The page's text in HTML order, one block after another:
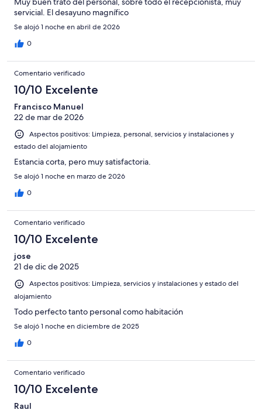
servicial. El desayuno magnífico
Se alojó 1 noche en abril de 2026
0
Comentario verificado
10/10 Excelente
Francisco Manuel
22 de mar de 2026
Aspectos positivos: Limpieza, personal, servicios y instalaciones y
estado del alojamiento
Estancia corta, pero muy satisfactoria.
Se alojó 1 noche en marzo de 2026
0
Comentario verificado
10/10 Excelente
jose
21 de dic de 2025
Aspectos positivos: Limpieza, servicios y instalaciones y estado del
alojamiento
Todo perfecto tanto personal como habitación
Se alojó 1 noche en diciembre de 2025
0
Comentario verificado
10/10 Excelente
Raul